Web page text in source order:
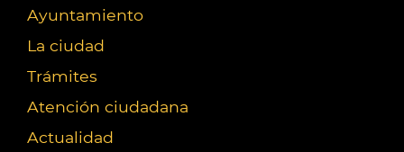
Ayuntamiento
La ciudad
Trámites
Atención ciudadana
Actualidad